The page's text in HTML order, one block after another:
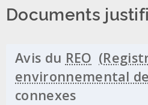
Documents
Avis du REO
connexes